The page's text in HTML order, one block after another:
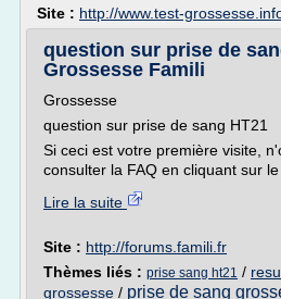
Site : http://www.test-
question sur prise de
Grossesse Famili
Grossesse
question sur prise de sang HT21
Si ceci est votre première visite,
consulter la FAQ en cliquant sur le
Lire la suite
Site : http://forums.famili.fr
Thèmes liés : prise sang ht21 /
grossesse / prise de sang